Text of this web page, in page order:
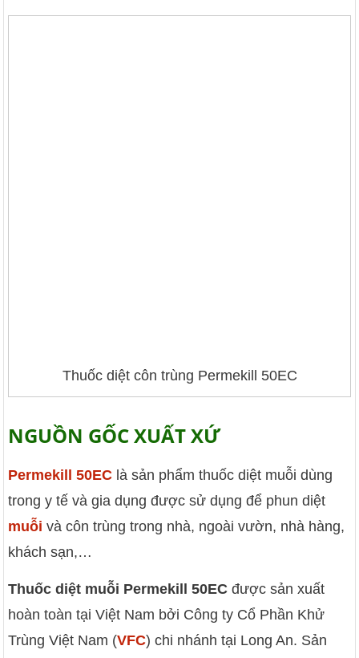
Thuốc diệt côn trùng Permekill 50EC
NGUỒN GỐC XUẤT XỨ
Permekill 50EC là sản phẩm thuốc diệt muỗi dùng
trong y tế và gia dụng được sử dụng để phun diệt
muỗi và côn trùng trong nhà, ngoài vườn, nhà hàng,
khách sạn,…
Thuốc diệt muỗi Permekill 50EC được sản xuất
hoàn toàn tại Việt Nam bởi Công ty Cổ Phần Khử
Trùng Việt Nam (VFC) chi nhánh tại Long An. Sản